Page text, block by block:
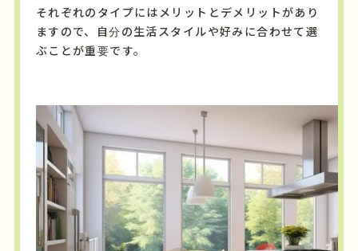
それぞれのタイプにはメリットとデメリットがあり
ますので、自分の生活スタイルや好みに合わせて選
ぶことが重要です。